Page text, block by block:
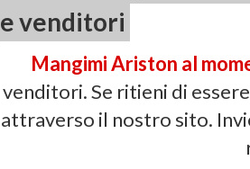
e venditori
Mangimi Ariston al
venditori. Se ritieni di
attraverso il nostro sito.